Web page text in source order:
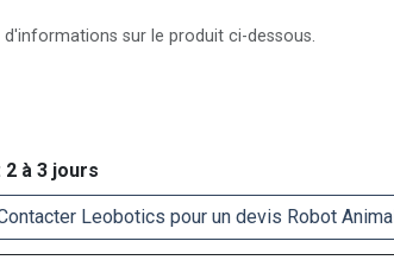
d'informations sur le produit ci-dessous.
2 à 3 jours
Leobotics pour un devis Robot Animal